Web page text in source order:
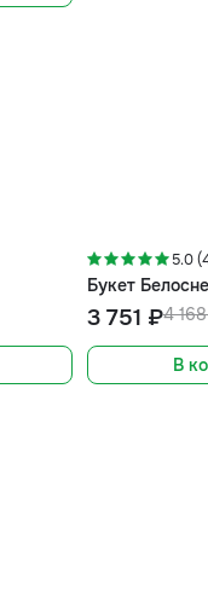
5.0
Букет
4
3 751 ₽
В